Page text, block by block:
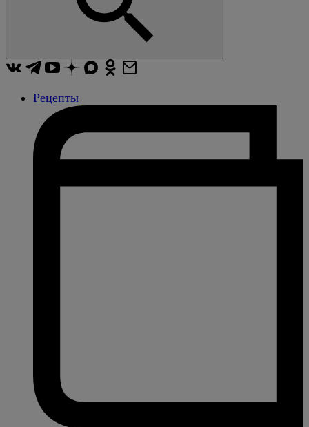
Рецепты